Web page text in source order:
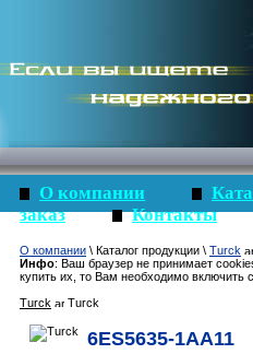
О компании
заказ
Контакты
О компании \ Каталог продукции \ Turck
Инфо: Ваш браузер не принимает
купить их, то Вам необходимо включить
Turck
Turck
6ES5635-1AA11